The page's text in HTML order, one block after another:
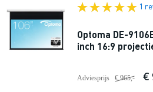
1
Optoma DE-
inch 16:9
Adviesprijs € 965,- €